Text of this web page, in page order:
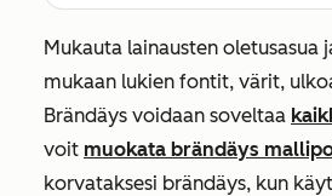
Mukauta lainausten oletusasua
mukaan lukien fontit, värit,
Brändäys voidaan soveltaa
voit muokata brändäys
korvataksesi brändäys, kun